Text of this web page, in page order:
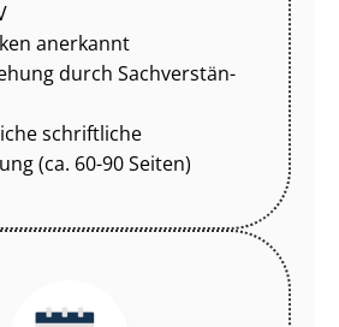
anerkannt
durch Sach­ver­stän­
schriftliche
(ca. 60-90 Seiten)